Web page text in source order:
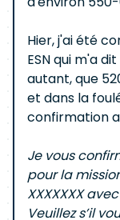
Hier, j'ai été
ESN qui m'a
autant, que
et dans la
confirmation
Je vous
pour la
XXXXXXX
Veuillez s’il